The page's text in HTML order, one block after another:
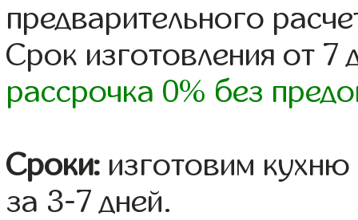
предварительного
Срок изготовления от 7
рассрочка 0% без
Сроки: изготовим
за 3-7 дней.